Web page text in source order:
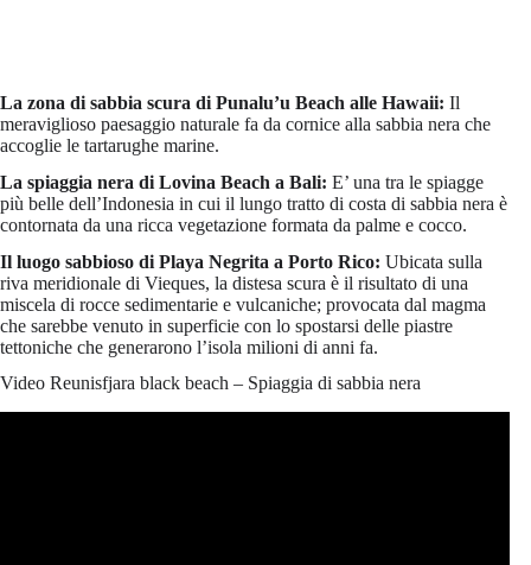
La zona di sabbia scura di Punalu’u Beach alle Hawaii: Il
meraviglioso paesaggio naturale fa da cornice alla sabbia nera che
accoglie le tartarughe marine.
La spiaggia nera di Lovina Beach a Bali: E’ una tra le spiagge
più belle dell’Indonesia in cui il lungo tratto di costa di sabbia nera è
contornata da una ricca vegetazione formata da palme e cocco.
Il luogo sabbioso di Playa Negrita a Porto Rico: Ubicata sulla
riva meridionale di Vieques, la distesa scura è il risultato di una
miscela di rocce sedimentarie e vulcaniche; provocata dal magma
che sarebbe venuto in superficie con lo spostarsi delle piastre
tettoniche che generarono l’isola milioni di anni fa.
Video Reunisfjara black beach – Spiaggia di sabbia nera